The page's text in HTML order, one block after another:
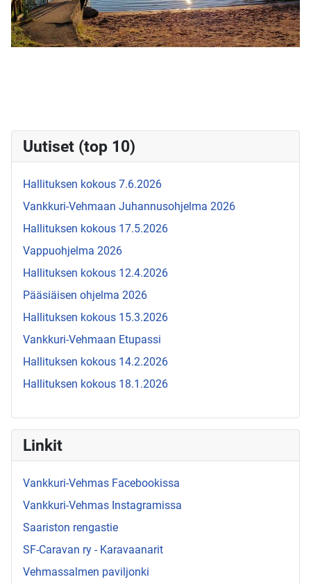
Uutiset (top 10)
Hallituksen kokous 7.6.2026
Vankkuri-Vehmaan Juhannusohjelma 2026
Hallituksen kokous 17.5.2026
Vappuohjelma 2026
Hallituksen kokous 12.4.2026
Pääsiäisen ohjelma 2026
Hallituksen kokous 15.3.2026
Vankkuri-Vehmaan Etupassi
Hallituksen kokous 14.2.2026
Hallituksen kokous 18.1.2026
Linkit
Vankkuri-Vehmas Facebookissa
Vankkuri-Vehmas Instagramissa
Saariston rengastie
SF-Caravan ry - Karavaanarit
Vehmassalmen paviljonki